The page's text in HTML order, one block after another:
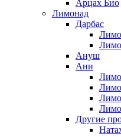
Арцах Био
Лимонад
Дарбас
Ануш
Ани
Другие